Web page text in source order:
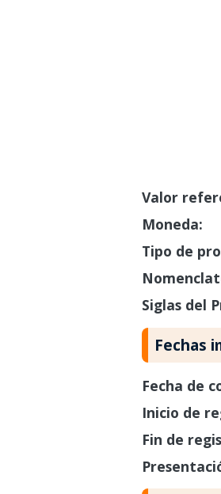
Valor
Moneda:
Tipo de
Siglas del
Fechas
Fecha de
Inicio de
Fin de